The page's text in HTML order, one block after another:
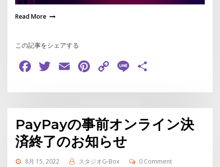
Read More
この記事をシェアする
Facebook
Twitter
EmailPinterest
Copy
Line
PayPayの事前オンライン決
済終了のお知らせ
8月 15, 2022 スタジオG-Box 0 Comment